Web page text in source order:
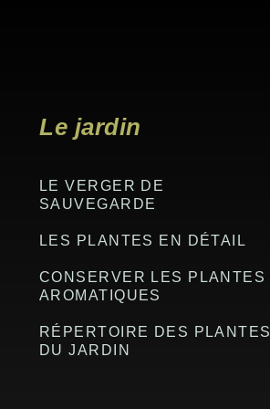
Le jardin
LE VERGER DE
SAUVEGARDE
LES PLANTES EN DÉTAIL
CONSERVER LES PLANTES
AROMATIQUES
RÉPERTOIRE DES PLANTES
DU JARDIN